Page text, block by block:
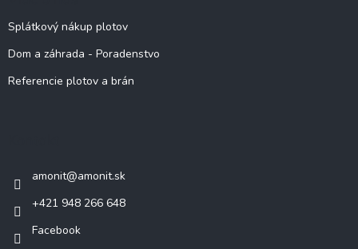
Splátkový nákup plotov
Dom a záhrada - Poradenstvo
Referencie plotov a brán
amonit@amonit.sk
+421 948 266 648
Facebook